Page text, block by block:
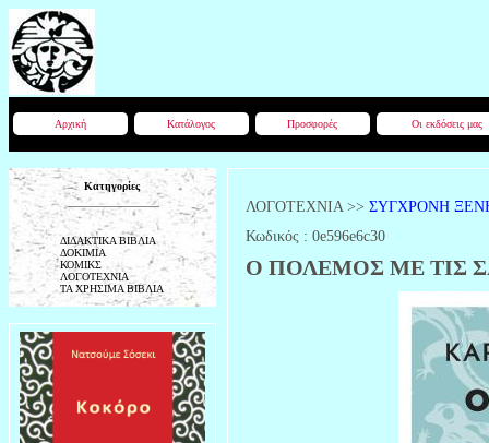
Αρχική Κατάλογος Προσφορές Οι εκδόσεις μας
Κατηγορίες
ΔΙΔΑΚΤΙΚΑ ΒΙΒΛΙΑ
ΔΟΚΙΜΙΑ
ΚΟΜΙΚΣ
ΛΟΓΟΤΕΧΝΙΑ
ΤΑ ΧΡΗΣΙΜΑ ΒΙΒΛΙΑ
ΛΟΓΟΤΕΧΝΙΑ >> ΣΥΓΧΡΟΝΗ
Κωδικός : 0e596e6c30
Ο ΠΟΛΕΜΟΣ ΜΕ ΤΙΣ